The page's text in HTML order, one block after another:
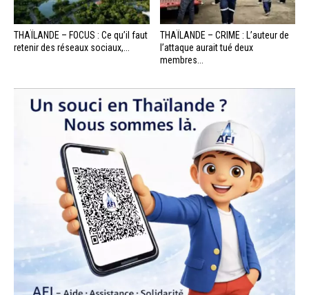
THAÏLANDE – FOCUS : Ce qu’il faut
retenir des réseaux sociaux,...
THAÏLANDE – CRIME : L’auteur de
l’attaque aurait tué deux
membres...